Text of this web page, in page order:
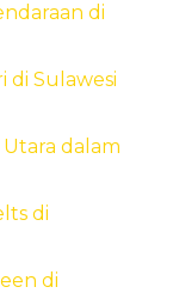
di
di Sulawesi
dalam
di
di